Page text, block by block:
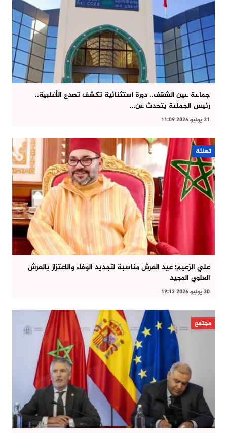
جماعة عين الشقف.. دورة استثنائية تكشف تصدع الأغلبية..
رئيس الجماعة يتحدث عن…
31 يوليو 2026 11:09
تهنئة
علي الزعيم: عيد العرش مناسبة لتجديد الوفاء والاعتزاز بالعرش
العلوي المجيد
30 يوليو 2026 19:12
مجتمع